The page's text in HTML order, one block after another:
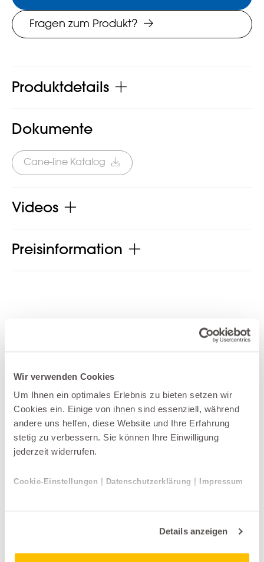
Wir verwenden Cookies
Um Ihnen ein optimales Erlebnis zu bieten setzen wir
Cookies ein. Einige von ihnen sind essenziell, während
andere uns helfen, diese Website und Ihre Erfahrung
stetig zu verbessern. Sie können Ihre Einwilligung
jederzeit widerrufen.
Cookie-Einstellungen | Datenschutzerklärung | Impressum
Details anzeigen
Fragen zum Produkt?
Produktdetails
Dokumente
Cane-line Katalog
Videos
Preisinformation
Weitere Produkte der Kategorie Garten-
Beistelltische